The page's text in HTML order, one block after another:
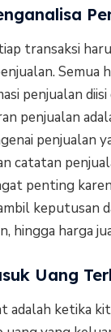
transaksi
Semua
penjualan
penjualan
penjualan
catatan
penting
keputusan
hingga harga
Uang
adalah ketika